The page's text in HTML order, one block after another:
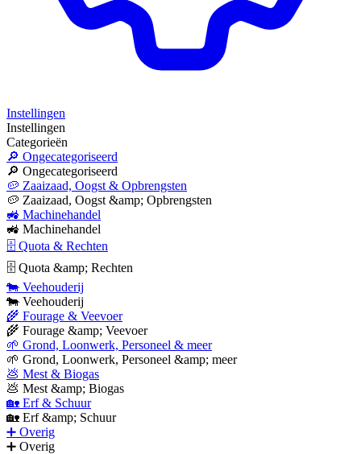
Instellingen
Instellingen
Categorieën
🔎 Ongecategoriseerd
🔎 Ongecategoriseerd
🥔 Zaaizaad, Oogst & Opbrengsten
🥔 Zaaizaad, Oogst &amp; Opbrengsten
🚜 Machinehandel
🚜 Machinehandel
🗄 Quota & Rechten
🗄 Quota &amp; Rechten
🐄 Veehouderij
🐄 Veehouderij
🌾 Fourage & Veevoer
🌾 Fourage &amp; Veevoer
🌱 Grond, Loonwerk, Personeel & meer
🌱 Grond, Loonwerk, Personeel &amp; meer
💩 Mest & Biogas
💩 Mest &amp; Biogas
🏡 Erf & Schuur
🏡 Erf &amp; Schuur
➕ Overig
➕ Overig